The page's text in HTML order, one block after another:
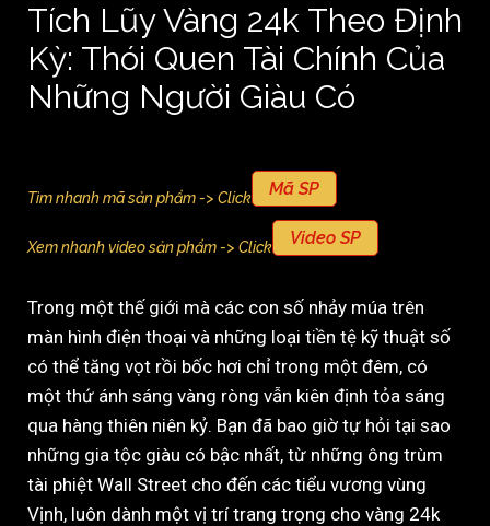
Tích Lũy Vàng 24k Theo Định
Kỳ: Thói Quen Tài Chính Của
Những Người Giàu Có
Tìm nhanh mã sản phẩm -> Click Mã SP
Xem nhanh video sản phẩm -> Click Video SP
Trong một thế giới mà các con số nhảy múa trên
màn hình điện thoại và những loại tiền tệ kỹ thuật số
có thể tăng vọt rồi bốc hơi chỉ trong một đêm, có
một thứ ánh sáng vàng ròng vẫn kiên định tỏa sáng
qua hàng thiên niên kỷ. Bạn đã bao giờ tự hỏi tại sao
những gia tộc giàu có bậc nhất, từ những ông trùm
tài phiệt Wall Street cho đến các tiểu vương vùng
Vịnh, luôn dành một vị trí trang trọng cho vàng 24k